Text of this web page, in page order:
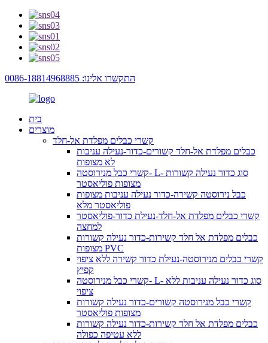
התקשרו אלינו: 0086-18814968885
בית
מוצרים
קשרי כבלים מפלדת אל-חלד
כבלים מפלדת אל-חלד קשורים-כדור-נעילה עניבות
לא מצופות
קשרי כבל מנירוסטה- L- סוג כדור נעילה קשורות
מצופות פוליאסטר
כבל נירוסטה קשירה-כדור נעילה עניבות מצופות
פוליאסטר מלא
קשרי כבלים מפלדת אל-חלד-נעילת כדור-פוליאסטר
למחצה
כבלים מפלדת אל חלד קשירות-כדור נעילה קשורות
מצופות PVC
קשרי כבלים מנירוסטה-נעילת כדור קשירה ללא ציפוי
קפיץ
קשרי כבל מנירוסטה- L- סוג כדור נעילה עניבות ללא
ציפוי
קשרי כבל מנירוסטה קשורים-כדור נעילה קשורות
מצופות פוליאסטר
כבלים מפלדת אל חלד קשירות-כדור נעילה קשורות
ללא עטיפה כפולה